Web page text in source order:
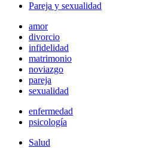
Pareja y sexualidad
amor
divorcio
infidelidad
matrimonio
noviazgo
pareja
sexualidad
enfermedad
psicología
Salud